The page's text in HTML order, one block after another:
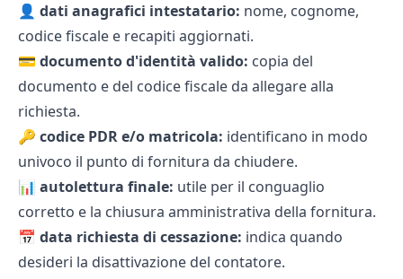
👤 dati anagrafici intestatario: nome, cognome,
codice fiscale e recapiti aggiornati.
💳 documento d'identità valido: copia del
documento e del codice fiscale da allegare alla
richiesta.
🔑 codice PDRe/o matricola: identificano in modo
univoco il punto di fornitura da chiudere.
📊 autolettura finale: utile per il conguaglio
corretto e la chiusura amministrativa della fornitura.
📅 data richiesta di cessazione: indica quando
desideri la disattivazione del contatore.